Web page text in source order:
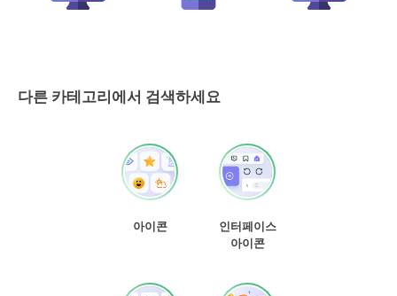
다른 카테고리에서 검색하세요
아이콘
인터페이스
아이콘